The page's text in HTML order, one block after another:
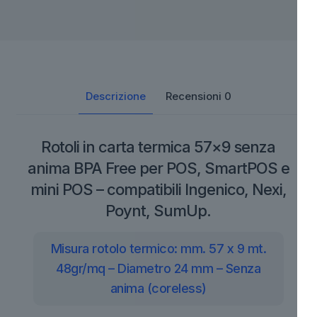
Descrizione Recensioni 0
Rotoli in carta termica 57×9 senza
anima BPA Free per POS, SmartPOS e
mini POS – compatibili Ingenico, Nexi,
Poynt, SumUp.
Misura rotolo termico: mm. 57 x 9 mt.
48gr/mq – Diametro 24 mm – Senza
anima (coreless)